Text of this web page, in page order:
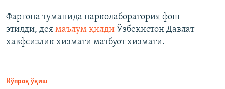
Фарғона туманида нарколаборатория фош
этилди, дея маълум қилди Ўзбекистон Давлат
хавфсизлик хизмати матбуот хизмати.
Кўпроқ ўқиш